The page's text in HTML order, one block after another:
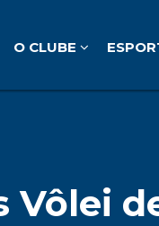
O CLUBE
Vôlei